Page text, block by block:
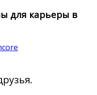
для карьеры в